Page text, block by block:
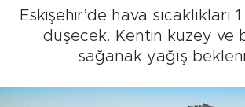
Eskişehir’de hava sıcaklıkları
düşecek. Kentin kuzey ve
sağanak yağış
Eskişehirspor
Sağlık
Süper Lig Puan Durumu ve
Tüm Manşetler
Son Dakika Haberleri